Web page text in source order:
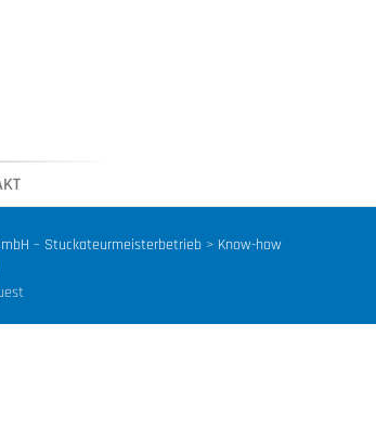
– Stuckateurmeisterbetrieb > Know-how